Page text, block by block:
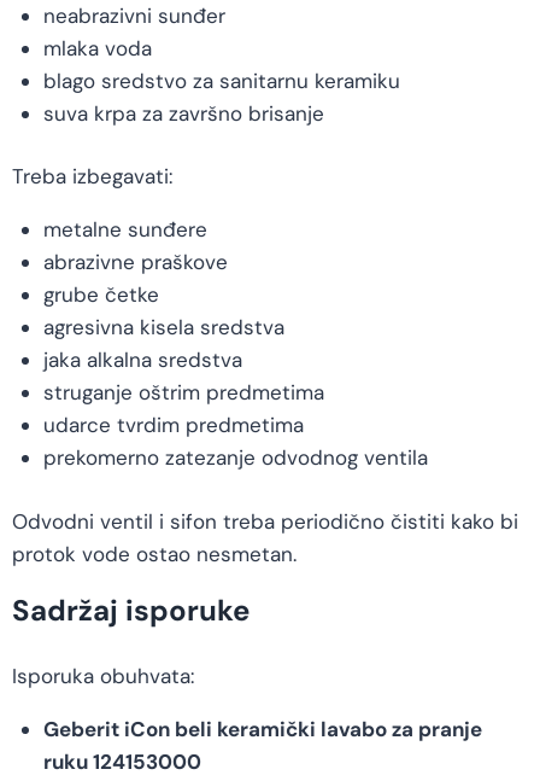
neabrazivni sunđer
mlaka voda
blago sredstvo za sanitarnu keramiku
suva krpa za završno brisanje
Treba izbegavati:
metalne sunđere
abrazivne praškove
grube četke
agresivna kisela sredstva
jaka alkalna sredstva
struganje oštrim predmetima
udarce tvrdim predmetima
prekomerno zatezanje odvodnog ventila
Odvodni ventil i sifon treba periodično čistiti kako bi
protok vode ostao nesmetan.
Sadržaj isporuke
Isporuka obuhvata:
Geberit iCon beli keramički lavabo za pranje
ruku 124153000